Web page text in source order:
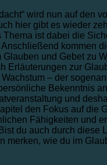
wird nun auf den
hier gibt es wieder
Thema ist dabei die
kommen
Glauben und Gebet zu
Erläuterungen zur
– der
Bekenntnis
und
den Fokus auf die
Fähigkeiten und
du auch durch diese
merken, wie du im